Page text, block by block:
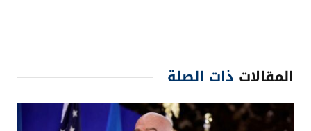
المقالات ذات الصلة